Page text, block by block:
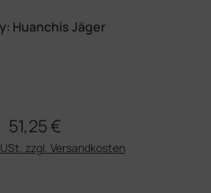
Huanchis Jäger
Regulärer Preis:
51,25 €
zzgl. Versandkosten
Gib den